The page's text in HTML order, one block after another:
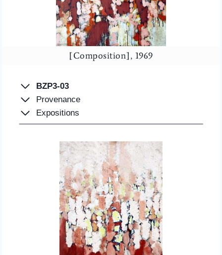
[Composition], 1969
BZP3-03
Provenance
Expositions